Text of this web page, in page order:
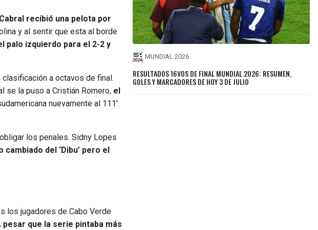
recibió una pelota por
y al sentir que esta al borde
palo izquierdo para el 2-2 y
a octavos de final.
se la puso a Cristián Romero, el
nuevamente al 111′.
los penales. Sidny Lopes
del ‘Dibu’ pero el
los jugadores de Cabo Verde
pesar que la serie pintaba más
MUNDIAL 2026
RESULTADOS 16VOS DE FINAL MUNDIAL 2026: RESUMEN,
GOLES Y MARCADORES DE HOY 3 DE JULIO